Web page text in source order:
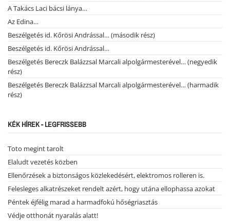
A Takács Laci bácsi lánya…
Az Edina…
Beszélgetés id. Kőrösi Andrással… (második rész)
Beszélgetés id. Kőrösi Andrással…
Beszélgetés Bereczk Balázzsal Marcali alpolgármesterével… (negyedik
rész)
Beszélgetés Bereczk Balázzsal Marcali alpolgármesterével… (harmadik
rész)
KÉK HÍREK - LEGFRISSEBB
Toto megint tarolt
Elaludt vezetés közben
Ellenőrzések a biztonságos közlekedésért, elektromos rolleren is.
Felesleges alkatrészeket rendelt azért, hogy utána ellophassa azokat
Péntek éjfélig marad a harmadfokú hőségriasztás
Védje otthonát nyaralás alatt!